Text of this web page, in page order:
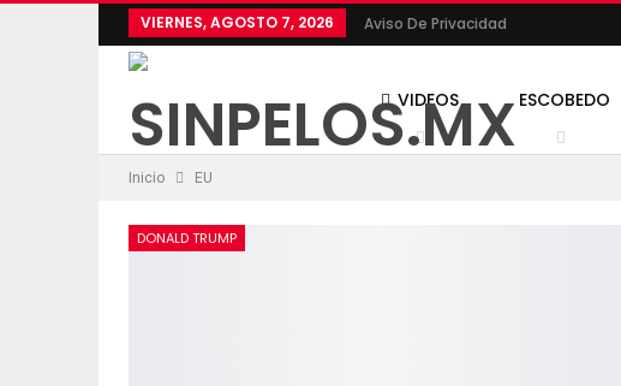
VIERNES, AGOSTO 7, 2026 Aviso De Privacidad
VIDEOS ESCOBEDO
Inicio EU
DONALD TRUMP